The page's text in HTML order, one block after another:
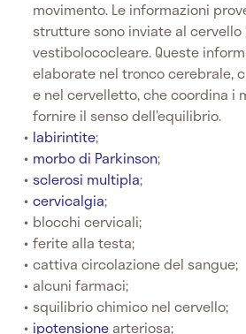
movimento. Le informazioni
strutture sono inviate al
vestibolococleare. Queste
elaborate nel tronco cerebrale,
e nel cervelletto, che coordina i
fornire il senso dell’equilibrio.
labirintite;
morbo di Parkinson;
sclerosi multipla;
cervicalgia;
blocchi cervicali;
ferite alla testa;
cattiva circolazione del sangue;
alcuni farmaci;
squilibrio chimico nel cervello;
ipotensione arteriosa;